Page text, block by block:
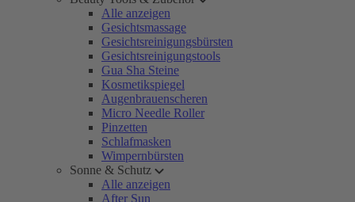
Alle anzeigen
Gesichtsmassage
Gesichtsreinigungsbürsten
Gesichtsreinigungstools
Gua Sha Steine
Kosmetikspiegel
Augenbrauenscheren
Micro Needle Roller
Pinzetten
Schlafmasken
Wimpernbürsten
Sonne & Schutz
Alle anzeigen
After Sun